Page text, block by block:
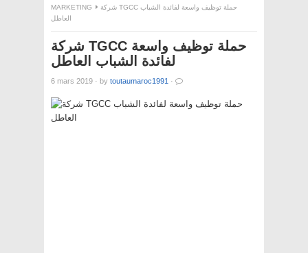
MARKETING
شركة TGCC حملة توظيف واسعة لفائدة الشباب
العاطل
شركة TGCC حملة توظيف واسعة
لفائدة الشباب العاطل
6 mars 2019 · by toutaumaroc1991 ·